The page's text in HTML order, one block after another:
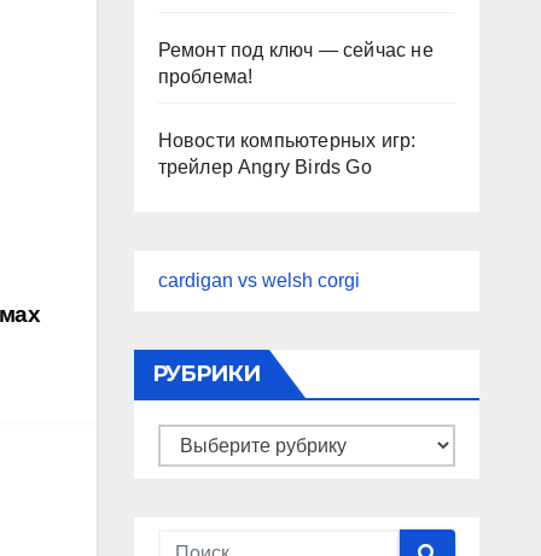
Ремонт под ключ — сейчас не
проблема!
Новости компьютерных игр:
трейлер Angry Birds Go
cardigan vs welsh corgi
РУБРИКИ
Рубрики